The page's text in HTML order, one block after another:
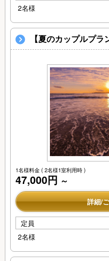
2名様
【夏のカップルプ
1名様料金( 2名様1室利用時 )
47,000円 ～
詳細/
定員
2名様